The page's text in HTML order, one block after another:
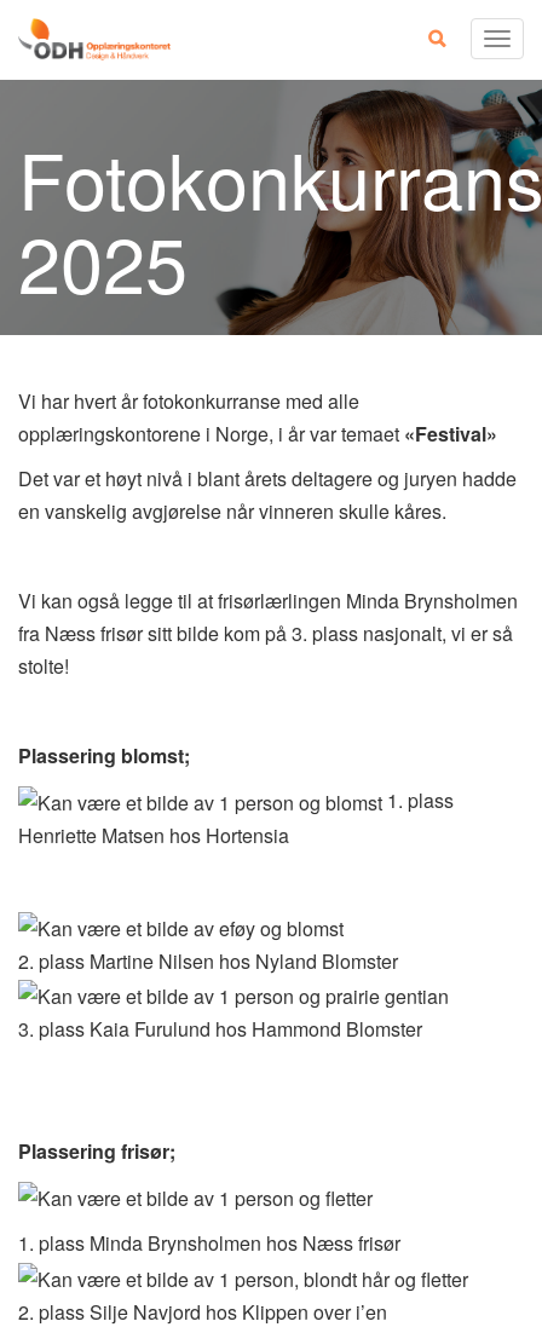
Skip
content
2025
Vi har hvert år fotokonkurranse med alle
opplæringskontorene i Norge, i år var temaet «Festival»
Det var et høyt nivå i blant årets deltagere og juryen hadde
en vanskelig avgjørelse når vinneren skulle kåres.
Vi kan også legge til at frisørlærlingen Minda Brynsholmen
fra Næss frisør sitt bilde kom på 3. plass nasjonalt, vi er så
stolte!
Plassering blomst;
1. plass
Henriette Matsen hos Hortensia
2. plass Martine Nilsen hos Nyland Blomster
3. plass Kaia Furulund hos Hammond Blomster
Plassering frisør;
1. plass Minda Brynsholmen hos Næss frisør
2. plass Silje Navjord hos Klippen over i’en